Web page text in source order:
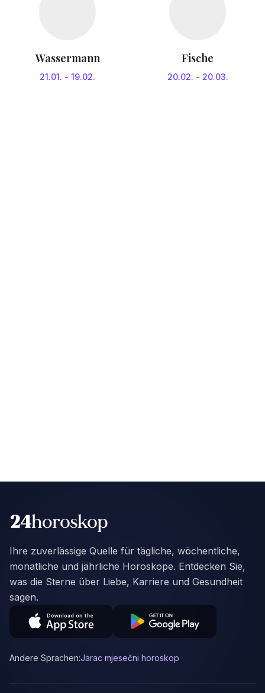
Wassermann
21.01. - 19.02.
Fische
20.02. - 20.03.
Ihre zuverlässige Quelle für tägliche, wöchentliche,
monatliche und jährliche Horoskope. Entdecken Sie,
was die Sterne über Liebe, Karriere und Gesundheit
sagen.
Andere Sprachen:Jarac mjesečni horoskop